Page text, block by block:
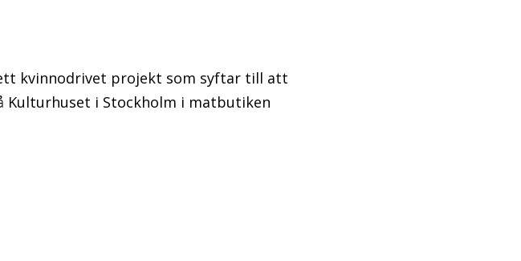
kvinnodrivet projekt som syftar till att
Kulturhuset i Stockholm i matbutiken